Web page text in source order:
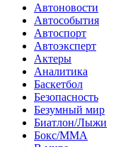
Автоновости
Автособытия
Автоспорт
Автоэксперт
Актеры
Аналитика
Баскетбол
Безопасность
Безумный мир
Биатлон/Лыжи
Бокс/MMA